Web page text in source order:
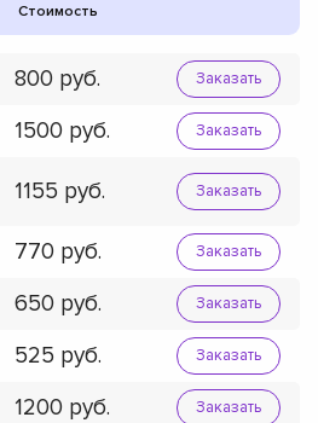
Стоимость
800 Заказать
1500 Заказать
1155 Заказать
770 Заказать
650 Заказать
525 Заказать
1200 Заказать